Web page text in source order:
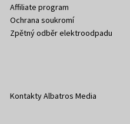
Affiliate program
Ochrana soukromí
Zpětný odběr elektroodpadu
Kontakty Albatros Media